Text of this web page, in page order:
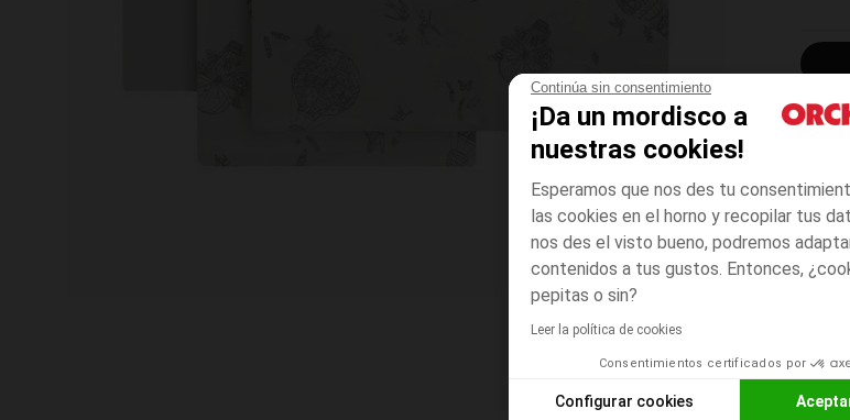
Continúa sin consentimiento
¡Da un mordisco a
nuestras cookies!
Esperamos que nos des tu
las cookies en el horno y recopilar tus
nos des el visto bueno, podremos
contenidos a tus gustos. Entonces,
pepitas o sin?
Leer la política de cookies
Consentimientos certificados por
Configurar cookies